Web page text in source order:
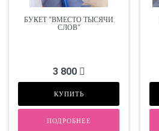
БУКЕТ "ВМЕСТО ТЫСЯЧИ
СЛОВ"
3 800
КУПИТЬ
ПОДРОБНЕЕ